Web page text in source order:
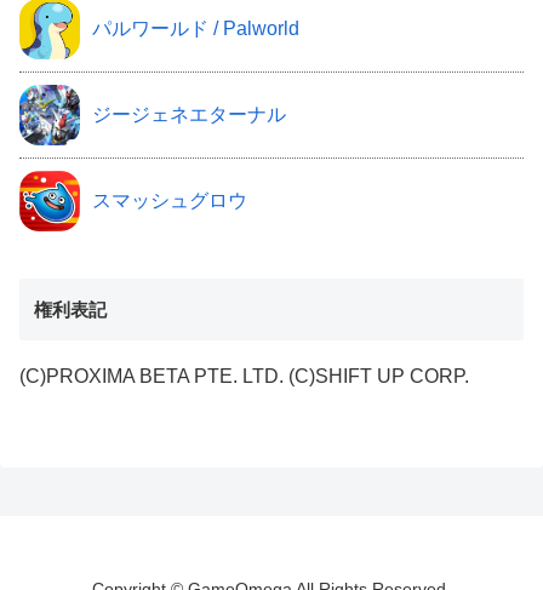
パルワールド / Palworld
ジージェネエターナル
スマッシュグロウ
権利表記
(C)PROXIMA BETA PTE. LTD. (C)SHIFT UP CORP.